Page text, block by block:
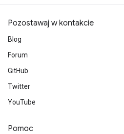
Pozostawaj w kontakcie
Blog
Forum
GitHub
Twitter
YouTube
Pomoc